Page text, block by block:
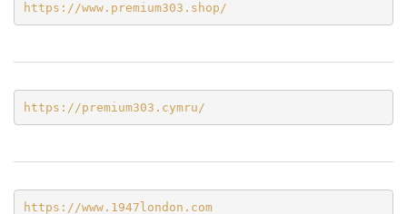
https://www.premium303.shop/
https://premium303.cymru/
https://www.1947london.com